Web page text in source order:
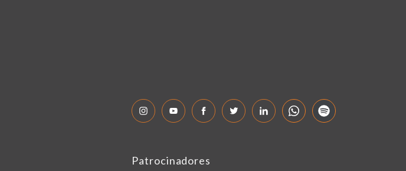
Patrocinadores